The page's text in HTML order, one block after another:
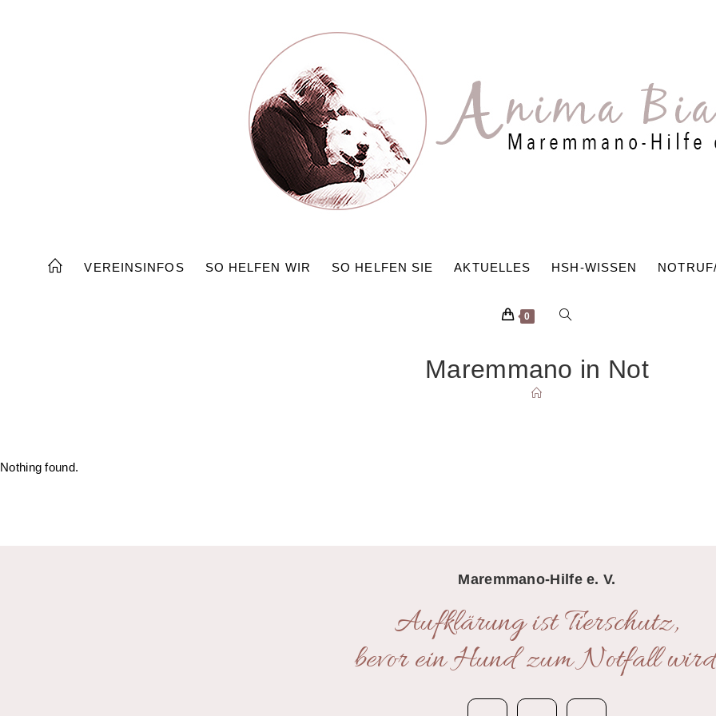
VEREINSINFOS SO HELFEN WIR SO HELFEN SIE AKTUELLES HSH-WISSEN
0 WEBSITE-
SUCHE
Maremmano in Not
Nothing found.
Maremmano-Hilfe e. V.
Aufklärung ist Tierschutz,
bevor ein Hund zum Notfall